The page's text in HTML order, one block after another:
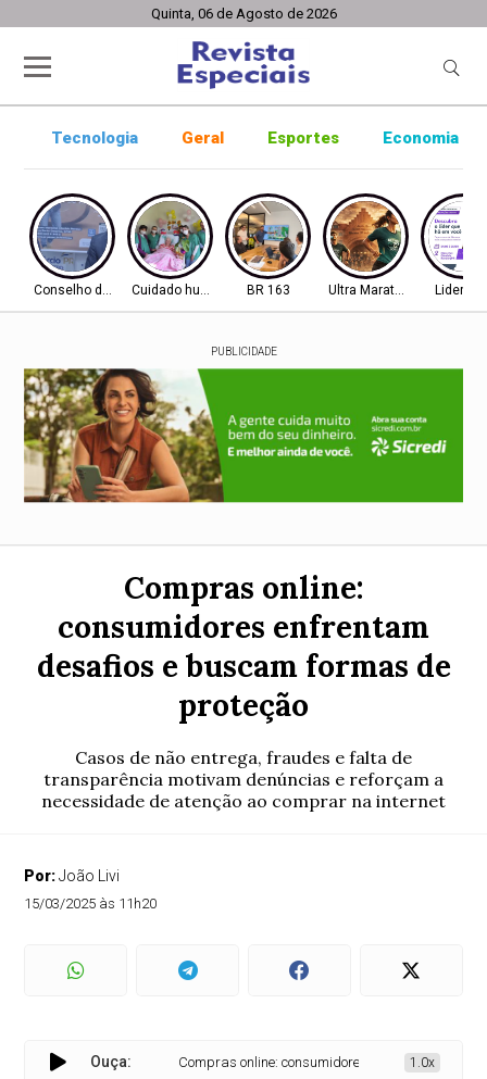
Quinta, 06 de Agosto de 2026
Tecnologia Geral Esportes Economia
Conselho de InovaçãoCuidado humanizadoBR 163 Ultra Maratona
PUBLICIDADE
Compras online:
consumidores enfrentam
desafios e buscam formas de
proteção
Casos de não entrega, fraudes e falta de
transparência motivam denúncias e reforçam a
necessidade de atenção ao comprar na internet
Por:João Livi
15/03/2025 às 11h20
Ouça: Compras online: consumidores enfrentam desafios
1.0x